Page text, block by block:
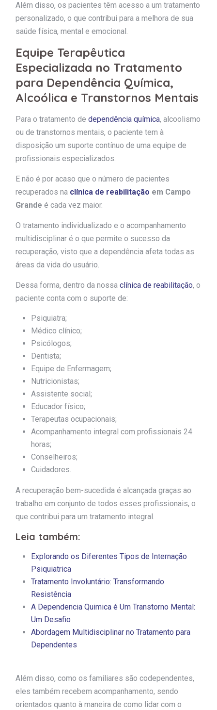
Além disso, os pacientes têm acesso a um tratamento
personalizado, o que contribui para a melhora de sua
saúde física, mental e emocional.
Equipe Terapêutica
Especializada no Tratamento
para Dependência Química,
Alcoólica e Transtornos Mentais
Para o tratamento de dependência química, alcoolismo
ou de transtornos mentais, o paciente tem à
disposição um suporte contínuo de uma equipe de
profissionais especializados.
E não é por acaso que o número de pacientes
recuperados na clínica de reabilitação em Campo
Grande é cada vez maior.
O tratamento individualizado e o acompanhamento
multidisciplinar é o que permite o sucesso da
recuperação, visto que a dependência afeta todas as
áreas da vida do usuário.
Dessa forma, dentro da nossa clínica de reabilitação, o
paciente conta com o suporte de:
Psiquiatra;
Médico clínico;
Psicólogos;
Dentista;
Equipe de Enfermagem;
Nutricionistas;
Assistente social;
Educador físico;
Terapeutas ocupacionais;
Acompanhamento integral com profissionais 24
horas;
Conselheiros;
Cuidadores.
A recuperação bem-sucedida é alcançada graças ao
trabalho em conjunto de todos esses profissionais, o
que contribui para um tratamento integral.
Leia também:
Explorando os Diferentes Tipos de Internação
Psiquiatrica
Tratamento Involuntário: Transformando
Resistência
A Dependencia Quimica é Um Transtorno Mental:
Um Desafio
Abordagem Multidisciplinar no Tratamento para
Dependentes
Além disso, como os familiares são codependentes,
eles também recebem acompanhamento, sendo
orientados quanto à maneira de como lidar com o